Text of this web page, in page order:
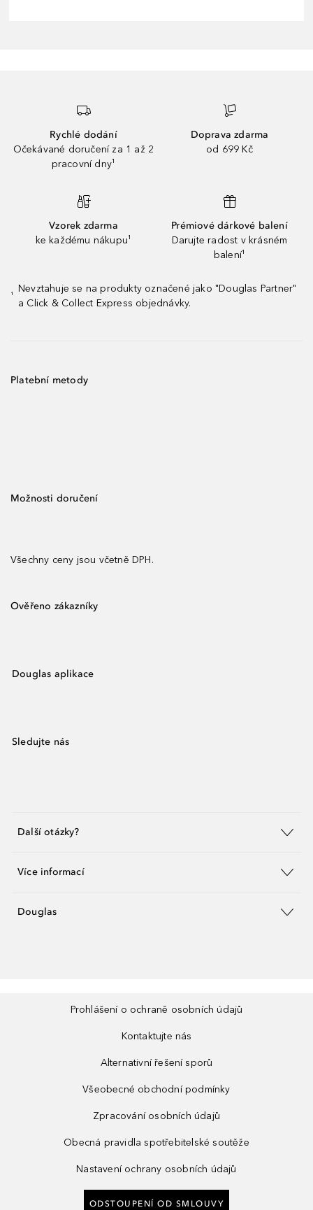
Rychlé dodání
Očekávané doručení za 1 až 2
pracovní dny¹
Doprava zdarma
od 699 Kč
Vzorek zdarma
ke každému nákupu¹
Prémiové dárkové balení
Darujte radost v krásném
balení¹
¹
Nevztahuje se na produkty označené jako "Douglas Partner"
a Click & Collect Express objednávky.
Platební metody
Možnosti doručení
Všechny ceny jsou včetně DPH.
Ověřeno zákazníky
Douglas aplikace
Sledujte nás
Další otázky?
Více informací
Douglas
Prohlášení o ochraně osobních údajů
Kontaktujte nás
Alternativní řešení sporů
Všeobecné obchodní podmínky
Zpracování osobních údajů
Obecná pravidla spotřebitelské soutěže
Nastavení ochrany osobních údajů
ODSTOUPENÍ OD SMLOUVY